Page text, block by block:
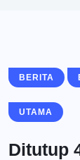
BERITA
UTAMA
Ditutup